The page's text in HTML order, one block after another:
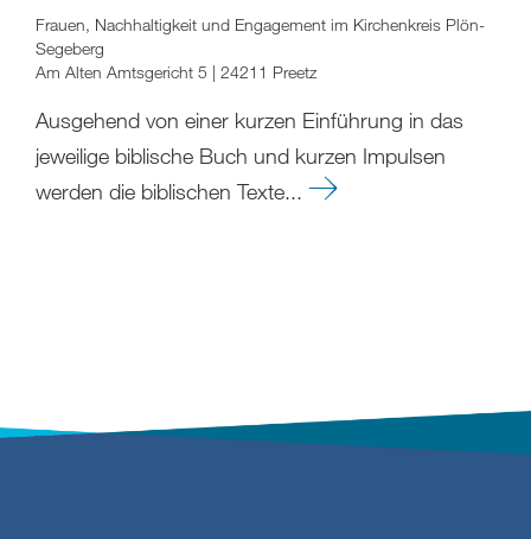
Frauen, Nachhaltigkeit und Engagement im Kirchenkreis Plön-
Segeberg
Am Alten Amtsgericht 5 | 24211 Preetz
Ausgehend von einer kurzen Einführung in das
jeweilige biblische Buch und kurzen Impulsen
werden die biblischen Texte...